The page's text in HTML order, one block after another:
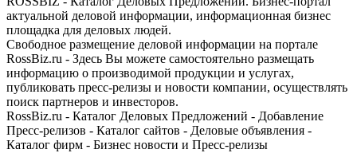
актуальной деловой информации, информационная бизнес
площадка для деловых людей.
Свободное размещение деловой информации на портале
RossBiz.ru - Здесь Вы можете самостоятельно размещать
информацию о производимой продукции и услугах,
публиковать пресс-релизы и новости компании, осуществлять
поиск партнеров и инвесторов.
RossBiz.ru - Каталог Деловых Предложений - Добавление
Пресс-релизов - Каталог сайтов - Деловые объявления -
Каталог фирм - Бизнес новости и Пресс-релизы